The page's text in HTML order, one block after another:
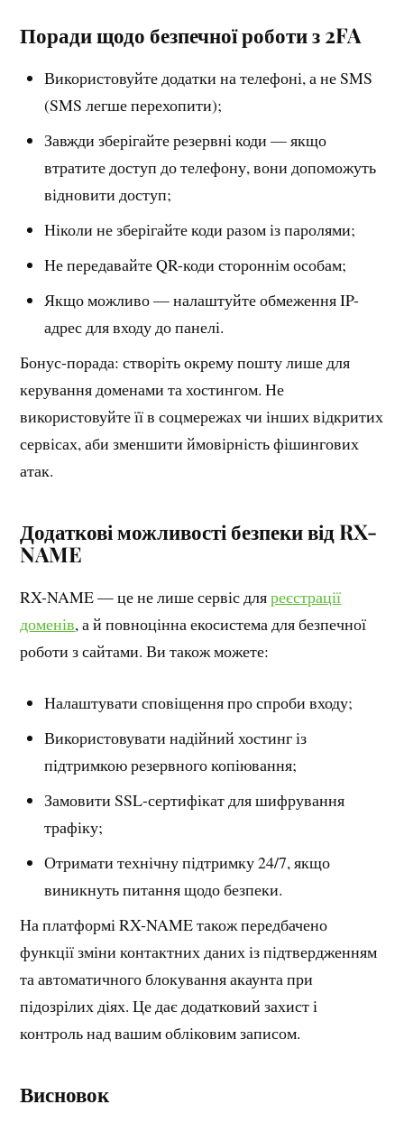
Поради щодо безпечної роботи з 2FA
Використовуйте додатки на телефоні, а не SMS
(SMS легше перехопити);
Завжди зберігайте резервні коди — якщо
втратите доступ до телефону, вони допоможуть
відновити доступ;
Ніколи не зберігайте коди разом із паролями;
Не передавайте QR-коди стороннім особам;
Якщо можливо — налаштуйте обмеження IP-
адрес для входу до панелі.
Бонус-порада: створіть окрему пошту лише для
керування доменами та хостингом. Не
використовуйте її в соцмережах чи інших відкритих
сервісах, аби зменшити ймовірність фішингових
атак.
Додаткові можливості безпеки від RX-
NAME
RX-NAME — це не лише сервіс дляреєстрації
доменів, а й повноцінна екосистема для безпечної
роботи з сайтами. Ви також можете:
Налаштувати сповіщення про спроби входу;
Використовувати надійний хостинг із
підтримкою резервного копіювання;
Замовити SSL-сертифікат для шифрування
трафіку;
Отримати технічну підтримку 24/7, якщо
виникнуть питання щодо безпеки.
На платформі RX-NAME також передбачено
функції зміни контактних даних із підтвердженням
та автоматичного блокування акаунта при
підозрілих діях. Це дає додатковий захист і
контроль над вашим обліковим записом.
Висновок